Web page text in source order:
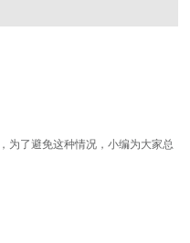
为了避免这种情况，小编为大家总